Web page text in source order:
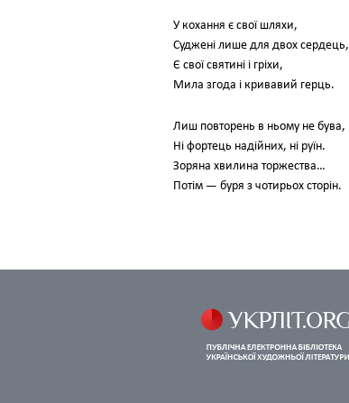
У кохання є свої шляхи,
Суджені лише для двох сердець,
Є свої святині і гріхи,
Мила згода і кривавий герць.
Лиш повторень в ньому не бува,
Ні фортець надійних, ні руїн.
Зоряна хвилина торжества…
Потім — буря з чотирьох сторін.